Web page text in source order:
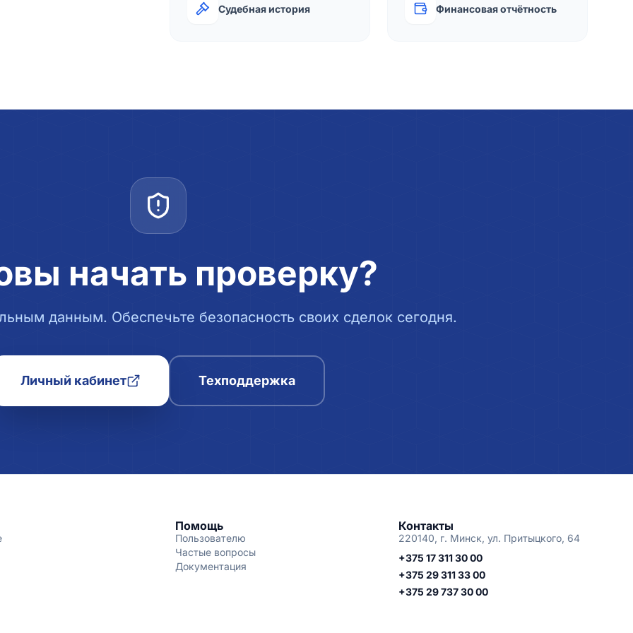
Судебная история Финансовая отчётность
начать проверку?
данным. Обеспечьте безопасность своих сделок сегодня.
Личный кабинет Техподдержка
Помощь
Пользователю
Частые вопросы
Документация
Контакты
220140, г. Минск, ул. Притыцкого, 64
+375 17 311 30 00
+375 29 311 33 00
+375 29 737 30 00